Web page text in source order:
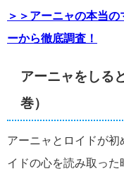
＞＞アーニャの本当
ーから徹底調査！
アーニャをしる
巻）
アーニャとロイドが初
イドの心を読み取った